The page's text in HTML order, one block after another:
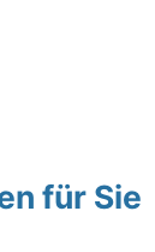
für Sie